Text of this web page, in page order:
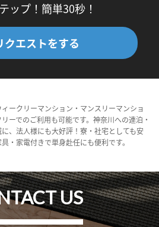
ップ！簡単30秒！
クエストをする
ークリーマンション・マンスリーマンショ
ーでのご利用も可能です。神奈川への連泊・
、法人様にも大好評！寮・社宅としても安
・家電付きで単身赴任にも便利です。
US